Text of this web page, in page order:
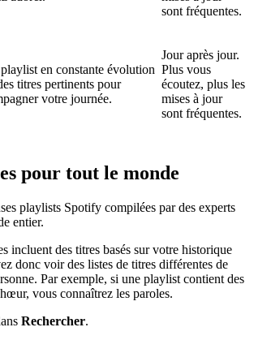
sont fréquentes.
en constante évolution
titres pertinents pour
votre journée.
Jour après jour.
Plus vous
écoutez, plus les
mises à jour
sont fréquentes.
pour tout le monde
playlists Spotify compilées par des experts
entier.
incluent des titres basés sur votre historique
donc voir des listes de titres différentes de
Par exemple, si une playlist contient des
vous connaîtrez les paroles.
Rechercher.